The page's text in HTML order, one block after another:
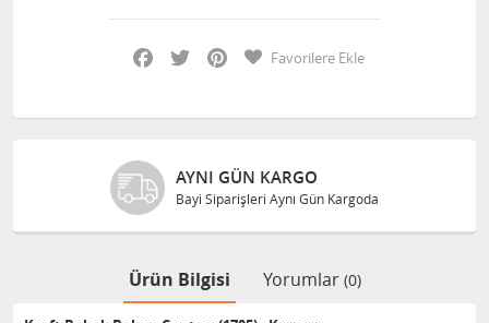
Facebook
Twitter PinterestFavorilere Ekle
AYNI GÜN KARGO
Bayi Siparişleri Aynı Gün Kargoda
Ürün Bilgisi Yorumlar (0)